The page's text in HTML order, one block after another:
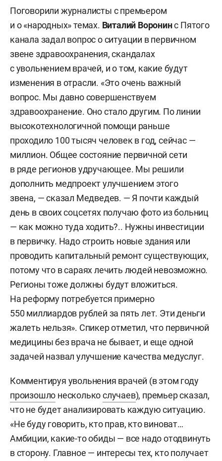
Поговорили журналисты с премьером
и о «народных» темах. Виталий Воронинс Пятого
канала задал вопрос о ситуации в первичном
звене здравоохранения, скандалах
с увольнением врачей, и о том, какие будут
изменения в отрасли. «Это очень важный
вопрос. Мы давно совершенствуем
здравоохранение. Оно стало другим. По линии
высокотехнологичной помощи раньше
проходило 100 тысяч человек в год, сейчас —
миллион. Общее состояние первичной сети
в ряде регионов удручающее. Мы решили
дополнить медпроект улучшением этого
звена, — сказал Медведев. — Я почти каждый
день в своих соцсетях получаю фото из больниц
— как можно туда ходить?.. Нужны инвестиции
в первичку. Надо строить новые здания или
проводить капитальный ремонт существующих,
потому что в сараях лечить людей невозможно.
Регионы тоже должны будут вложиться.
На реформу потребуется примерно
550 миллиардов рублей за пять лет. Эти деньги
жалеть нельзя». Спикер отметил, что первичной
медицины без врача не бывает, и еще одной
задачей назвал улучшение качества медуслуг.
Комментируя увольнения врачей (в этом году
произошло несколькослучаев), премьер сказал,
что не будет анализировать каждую ситуацию.
«Не буду говорить, кто прав, кто виноват…
Амбиции, какие-то обиды — все надо отодвинуть
в сторону. Главное — интересы тех, кто получает